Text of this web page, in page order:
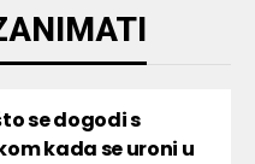
se dogodi s
kada se uroni u